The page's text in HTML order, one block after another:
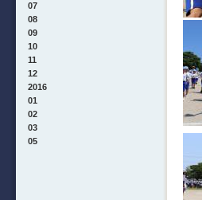
07
08
09
10
11
12
2016
01
02
03
05